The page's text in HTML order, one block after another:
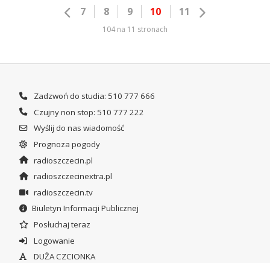
7 8 9 10 11
104 na 11 stronach
Zadzwoń do studia: 510 777 666
Czujny non stop: 510 777 222
Wyślij do nas wiadomość
Prognoza pogody
radioszczecin.pl
radioszczecinextra.pl
radioszczecin.tv
Biuletyn Informacji Publicznej
Posłuchaj teraz
Logowanie
DUŻA CZCIONKA